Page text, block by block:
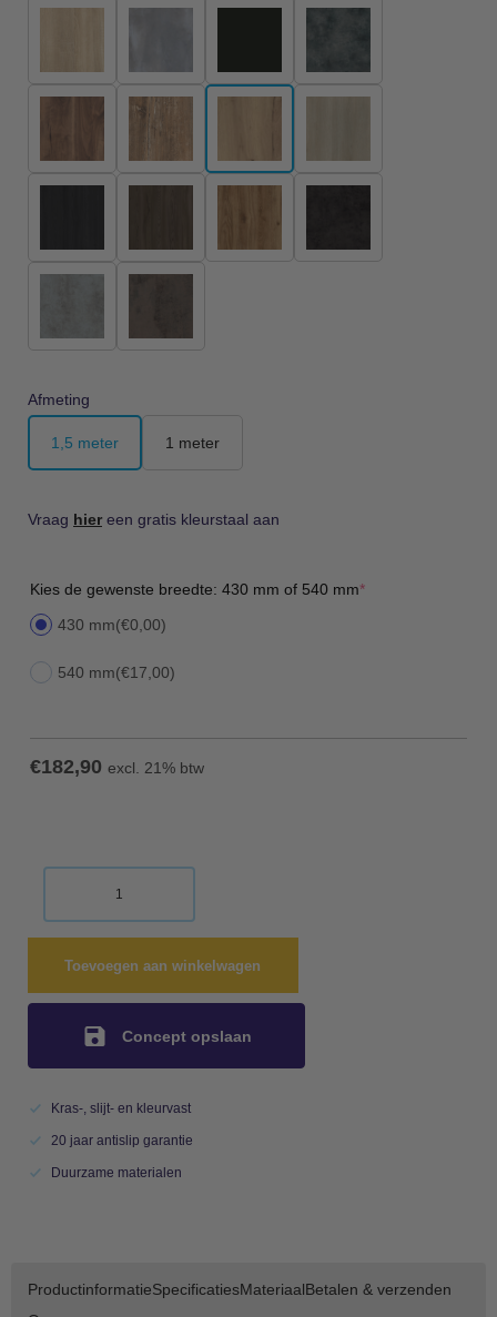
Afmeting
1,5 meter 1 meter
Vraag hier een gratis kleurstaal aan
Kies de gewenste breedte: 430 mm of 540 mm*(required)
430 mm(€0,00)
540 mm(€17,00)
€182,90 excl. 21% btw
Toevoegen aan winkelwagen
Concept opslaan
Kras-, slijt- en kleurvast
20 jaar antislip garantie
Duurzame materialen
ProductinformatieSpecificatiesMateriaalBetalen & verzenden